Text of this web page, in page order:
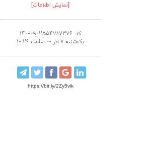
[نمایش اطلاعات]
کد: 140009025541117376
یک‌شنبه 7 آذر 00 ساعت 10:26
https://bit.ly/2Zy5vik